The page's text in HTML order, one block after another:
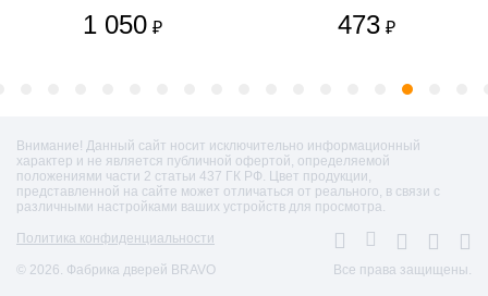
1 050 ₽ 473 ₽
Внимание! Данный сайт носит исключительно информационный
характер и не является публичной офертой, определяемой
положениями части 2 статьи 437 ГК РФ. Цвет продукции,
представленной на сайте может отличаться от реального, в связи с
различными настройками ваших устройств для просмотра.
Политика конфиденциальности
© 2026. Фабрика дверей BRAVO Все права защищены.